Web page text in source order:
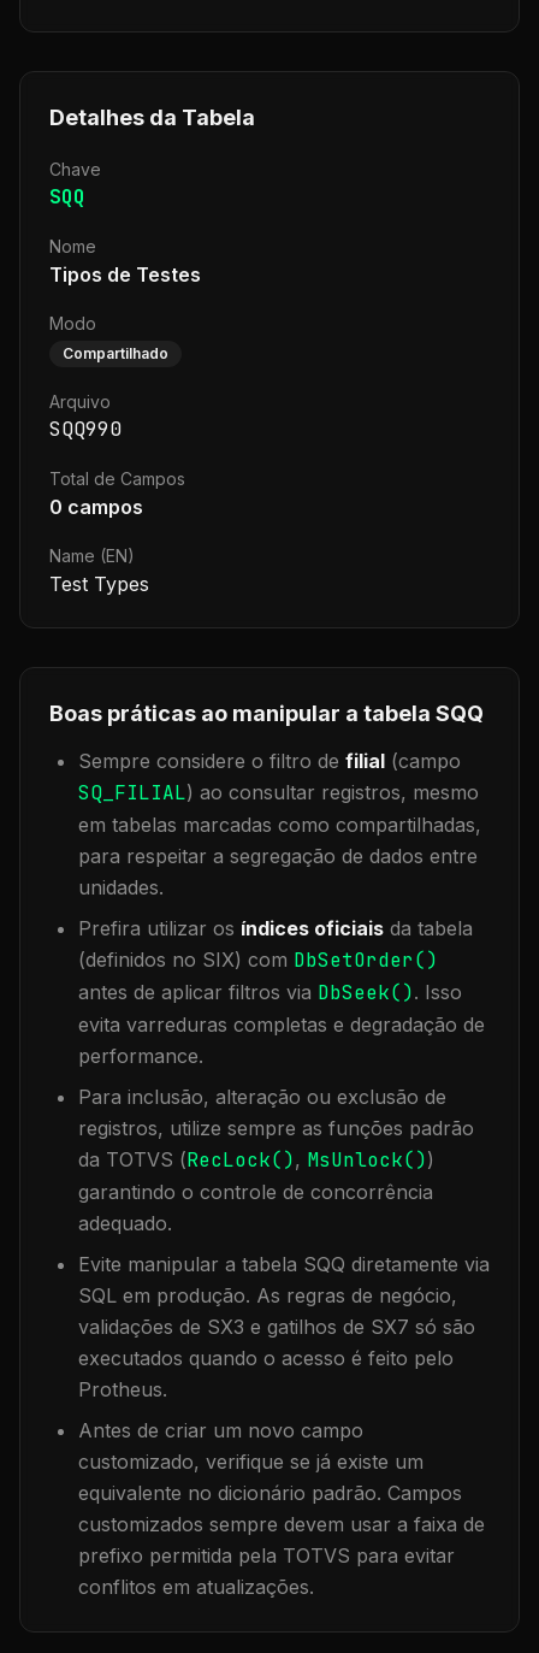
Detalhes da Tabela
Chave
SQQ
Nome
Tipos de Testes
Modo
Compartilhado
Arquivo
SQQ990
Total de Campos
0 campos
Name (EN)
Test Types
Boas práticas ao manipular a tabela SQQ
Sempre considere o filtro de filial (campo
SQ_FILIAL) ao consultar registros, mesmo
em tabelas marcadas como compartilhadas,
para respeitar a segregação de dados entre
unidades.
Prefira utilizar os índices oficiais da tabela
(definidos no SIX) com DbSetOrder()
antes de aplicar filtros via DbSeek(). Isso
evita varreduras completas e degradação de
performance.
Para inclusão, alteração ou exclusão de
registros, utilize sempre as funções padrão
da TOTVS (RecLock(), MsUnlock())
garantindo o controle de concorrência
adequado.
Evite manipular a tabela SQQ diretamente via
SQL em produção. As regras de negócio,
validações de SX3 e gatilhos de SX7 só são
executados quando o acesso é feito pelo
Protheus.
Antes de criar um novo campo
customizado, verifique se já existe um
equivalente no dicionário padrão. Campos
customizados sempre devem usar a faixa de
prefixo permitida pela TOTVS para evitar
conflitos em atualizações.